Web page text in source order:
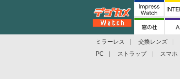
ミラーレス 交換レンズ
PC
ストラップ スマホ